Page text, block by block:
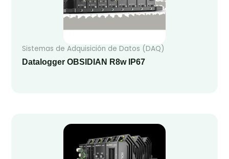
Sistemas de Adquisición de Datos (DAQ)
Datalogger OBSIDIAN R8w IP67